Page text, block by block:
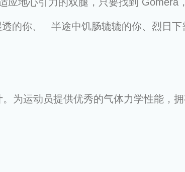
透的你、 半途中饥肠辘辘的你、烈日
为运动员提供优秀的气体力学性能，